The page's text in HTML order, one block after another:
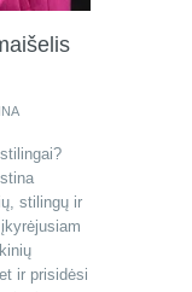
stilingų ir
ir prisidėsi